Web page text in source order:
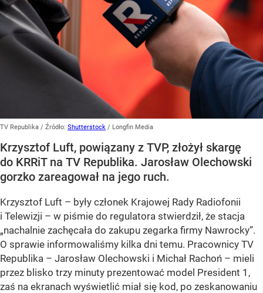
TV Republika / Źródło: Shutterstock / Longfin Media
Krzysztof Luft, powiązany z TVP, złożył skargę
do KRRiT na TV Republika. Jarosław Olechowski
gorzko zareagował na jego ruch.
Krzysztof Luft – były członek Krajowej Rady Radiofonii
i Telewizji – w piśmie do regulatora stwierdził, że stacja
„nachalnie zachęcała do zakupu zegarka firmy Nawrocky”.
O sprawie informowaliśmy kilka dni temu. Pracownicy TV
Republika – Jarosław Olechowski i Michał Rachoń – mieli
przez blisko trzy minuty prezentować model President 1,
zaś na ekranach wyświetlić miał się kod, po zeskanowaniu